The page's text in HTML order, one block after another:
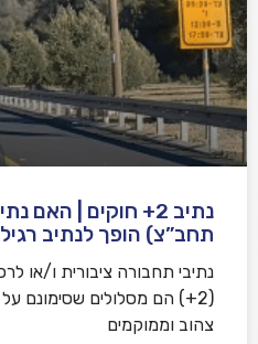
תחב”צ) הופך לנתיב
נתיבי תחבורה ציבורית ו/או
(2+) הם מסלולים שסימונם
צהוב וממוקמים